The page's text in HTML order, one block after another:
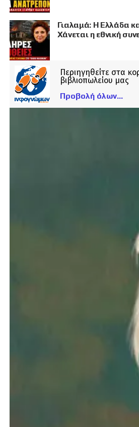
Γιαλαμά: Η Ελλάδα
Χάνεται η εθνική
Περιηγηθείτε στα
βιβλιοπωλείου μας
Προβολή όλων